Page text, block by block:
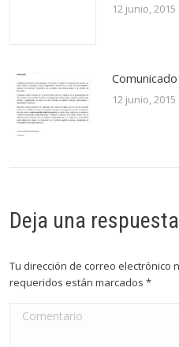
12 junio, 2015
12 junio, 2015
Deja una respuesta
Tu dirección de correo electrónico
requeridos están marcados*
Comentario